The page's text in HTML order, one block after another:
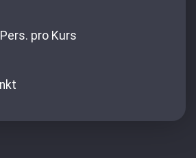
pro Kurs